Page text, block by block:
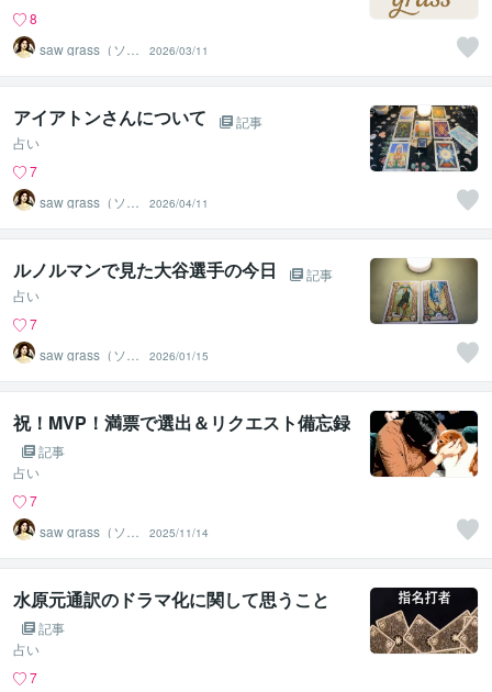
8
saw grass（ソー
グラス）
2026/03/11
アイアトンさんについて
記事
占い
7
saw grass（ソー
グラス）
2026/04/11
ルノルマンで見た大谷選手の今日
記事
占い
7
saw grass（ソー
グラス）
2026/01/15
祝！MVP！満票で選出＆リクエスト備忘録
記事
占い
7
saw grass（ソー
グラス）
2025/11/14
水原元通訳のドラマ化に関して思うこと
記事
占い
7